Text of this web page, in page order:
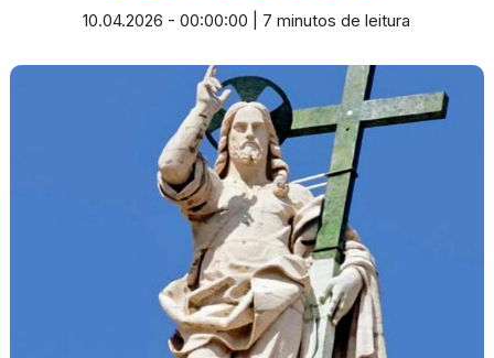
10.04.2026 - 00:00:00 | 7 minutos de leitura